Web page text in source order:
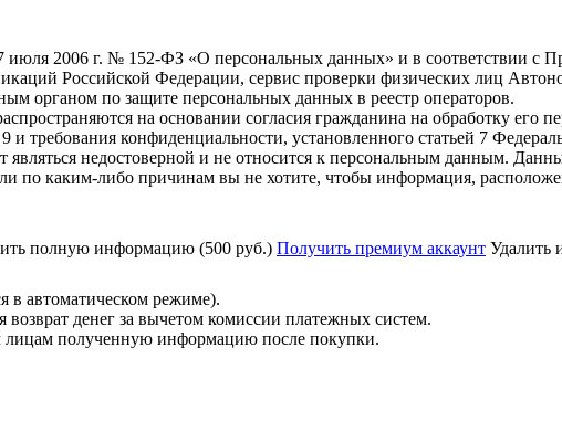
июля 2006 г. № 152-ФЗ «О персональных данных» и в соответствии с
Российской Федерации, сервис проверки физических лиц
органом по защите персональных данных в реестр операторов.
на основании согласия гражданина на обработку его
9 и требования конфиденциальности, установленного статьей 7
недостоверной и не относится к персональным данным.
по каким-либо причинам вы не хотите, чтобы информация,
полную информацию (500 руб.) Получить премиум аккаунт Удалить
в автоматическом режиме).
денег за вычетом комиссии платежных систем.
лицам полученную информацию после покупки.